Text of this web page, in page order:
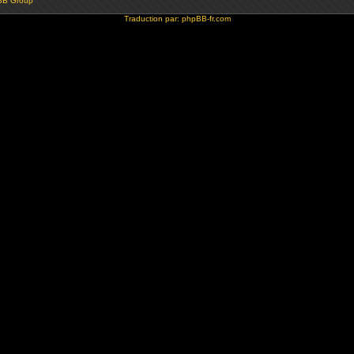
Traduction par: phpBB-fr.com